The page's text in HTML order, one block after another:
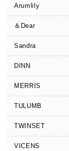
Arumlily
＆Dear
Sandra
DINN
MERRIS
TULUMB
TWINSET
VICENS